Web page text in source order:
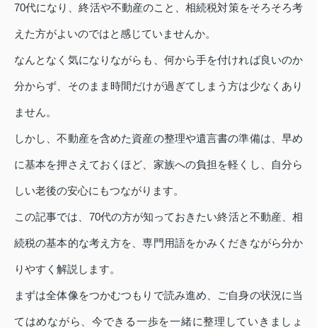
70代になり、終活や不動産のこと、相続税対策をそろそろ考
えた方がよいのではと感じていませんか。
なんとなく気になりながらも、何から手を付ければ良いのか
分からず、そのまま時間だけが過ぎてしまう方は少なくあり
ません。
しかし、不動産を含めた資産の整理や遺言書の準備は、早め
に基本を押さえておくほど、家族への負担を軽くし、自分ら
しい老後の安心にもつながります。
この記事では、70代の方が知っておきたい終活と不動産、相
続税の基本的な考え方を、専門用語をかみくだきながら分か
りやすく解説します。
まずは全体像をつかむつもりで読み進め、ご自身の状況に当
てはめながら、今できる一歩を一緒に整理していきましょ